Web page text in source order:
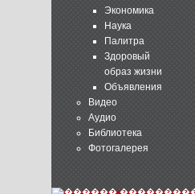
Экономика
Наука
Палитра
Здоровый
образ жизни
Объявления
Видео
Аудио
Библиотека
Фотогалерея